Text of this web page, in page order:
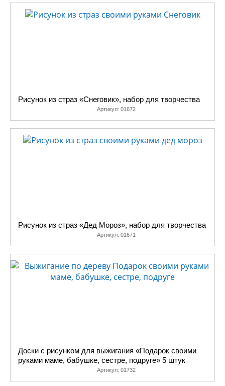
Рисунок из страз «Снеговик», набор для творчества
Артикул: 01672
Рисунок из страз «Дед Мороз», набор для творчества
Артикул: 01671
Доски с рисунком для выжигания «Подарок своими
руками маме, бабушке, сестре, подруге» 5 штук
Артикул: 01732